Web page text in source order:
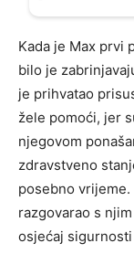
Kada je Max prvi
bilo je
je prihvatao
žele pomoći, jer
njegovom
zdravstveno
posebno vrijeme.
razgovarao s
osjećaj